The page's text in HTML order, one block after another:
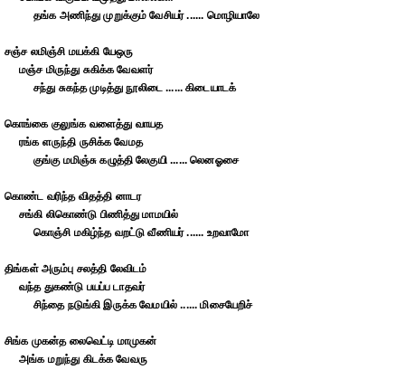
தங்க அணிந்து முறுக்கும் வேசியர் ...... மொழியாலே
சஞ்ச லமிஞ்சி மயக்கி யேஒரு
மஞ்ச மிருந்து சுகிக்க வேவளர்
சந்து சுகந்த முடித்து நூலிடை ...... கிடையாடக்
கொங்கை குலுங்க வளைத்து வாயத
ரங்க ளருந்தி ருசிக்க வேமத
குங்கு மமிஞ்சு கழுத்தி லேகுயி ...... லெனஓசை
கொண்ட வரிந்த விதத்தி னாடர
சங்கி லிகொண்டு பிணித்து மாமயில்
கொஞ்சி மகிழ்ந்த வறட்டு வீணியர் ...... உறவாமோ
திங்கள் அரும்பு சலத்தி லேவிடம்
வந்த துகண்டு பயப்ப டாதவர்
சிந்தை நடுங்கி இருக்க வேமயில் ...... மிசையேறிச்
சிங்க முகன்த லைவெட்டி மாமுகன்
அங்க மறுந்து கிடக்க வேவரு